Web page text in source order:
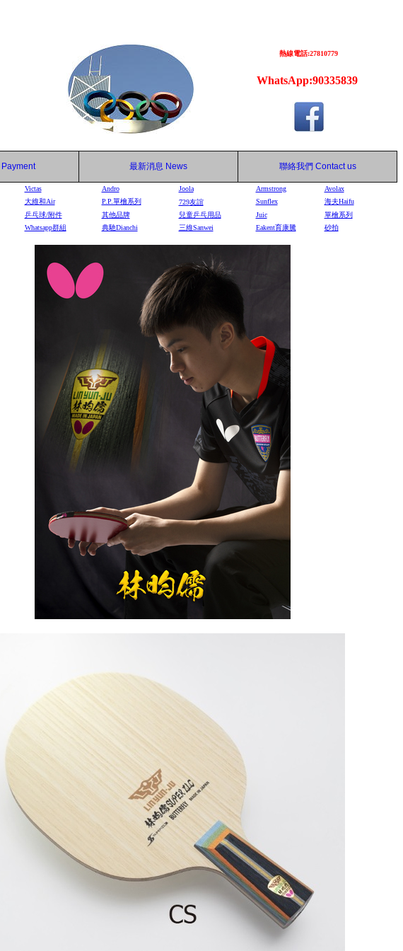
熱線電話:27810779
WhatsApp:90335839
Payment 最新消息 News 聯絡我們 Contact us
Victas Andro Joola Armstrong
Avolax
大維和Air P.P.單檜系列 729友誼 Sunflex
海夫Haifu
乒乓球/附件 其他品牌 兒童乒乓用品 Juic
單檜系列
Whatsapp群組 典馳Dianchi 三維Sanwei Eakent育康騰 砂拍